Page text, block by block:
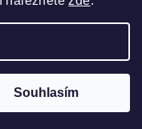
Souhlasím